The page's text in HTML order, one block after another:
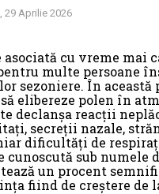
29 Aprilie 2026
asociată cu vreme mai
multe persoane
sezoniere. În această
elibereze polen în
declanșa reacții
secreții nazale,
dificultăți de
cunoscută sub numele
un procent
fiind de creștere de